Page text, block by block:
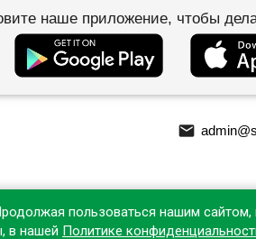
наше приложение, чтобы
email
пользоваться нашим
в нашей Политике